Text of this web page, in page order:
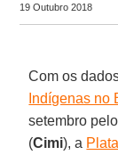
19 Outubro 2018
Com os
Indígenas no
setembro
(Cimi), a